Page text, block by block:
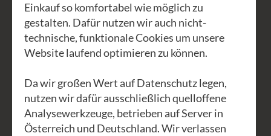
Stilrichtungen unabhängig. „Universell„
daran ist der Zugang.
Es soll eben möglichst einfach und
Singen deine potenziale kennen und
unbeschwert Dich, so zu sagen,- in die
Freiheit singen.
Einkauf so komfortabel wie möglich zu
gestalten. Dafür nutzen wir auch nicht-
technische, funktionale Cookies um unsere
Website laufend optimieren zu können.
Da wir großen Wert auf Datenschutz legen,
nutzen wir dafür ausschließlich quelloffene
Analysewerkzeuge, betrieben auf Server in
Österreich und Deutschland. Wir verlassen